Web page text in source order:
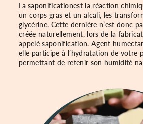
La saponificationest la réaction
un corps gras et un alcali, les
glycérine. Cette dernière n’est donc
créée naturellement, lors de la
appelé saponification. Agent
elle participe à l’hydratation de votre
permettant de retenir son humidité